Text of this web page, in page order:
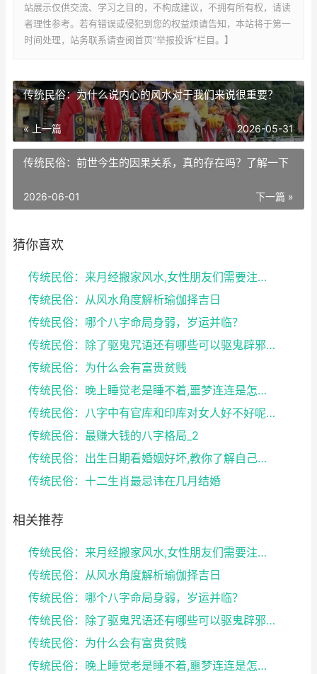
站展示仅供交流、学习之目的，不构成建议，不拥有所有权，请读
者理性参考。若有错误或侵犯到您的权益烦请告知，本站将于第一
时间处理，站务联系请查阅首页“举报投诉”栏目。】
传统民俗：为什么说内心的风水对于我们来说很重要？
« 上一篇 2026-05-31
传统民俗：前世今生的因果关系，真的存在吗？了解一下
下一篇 »
2026-06-01
猜你喜欢
传统民俗：来月经搬家风水,女性朋友们需要注意了
传统民俗：从风水角度解析瑜伽择吉日
传统民俗：哪个八字命局身弱，岁运并临？
传统民俗：除了驱鬼咒语还有哪些可以驱鬼辟邪的方法？...
传统民俗：为什么会有富贵贫贱
传统民俗：晚上睡觉老是睡不着,噩梦连连是怎么回事
传统民俗：八字中有官库和印库对女人好不好呢？赶快收...
传统民俗：最赚大钱的八字格局_2
传统民俗：出生日期看婚姻好坏,教你了解自己未来的婚...
传统民俗：十二生肖最忌讳在几月结婚
相关推荐
传统民俗：来月经搬家风水,女性朋友们需要注意了
传统民俗：从风水角度解析瑜伽择吉日
传统民俗：哪个八字命局身弱，岁运并临？
传统民俗：除了驱鬼咒语还有哪些可以驱鬼辟邪的方法？...
传统民俗：为什么会有富贵贫贱
传统民俗：晚上睡觉老是睡不着,噩梦连连是怎么回事